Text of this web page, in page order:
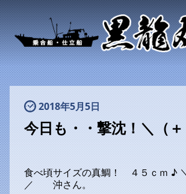
2018年5月5日
今日も・・撃沈！＼（
食べ頃サイズの真鯛！ ４５ｃｍ ♪
／ 沖さん。